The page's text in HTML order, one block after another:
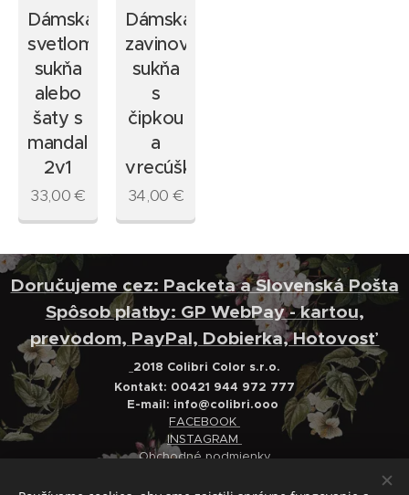
Dámska
svetlomodrá
sukňa
alebo
šaty s
mandalami
2v1
33,00€
Dámska
zavinovacia
sukňa
s
čipkou
a
vrecúškami
34,00 €
Doručujeme cez: Packeta a Slovenská Pošta
Spôsob platby: GP WebPay - kartou,
prevodom, PayPal, Dobierka, Hotovosť
2018 Colibri Color s.r.o.
Kontakt: 00421 944 972 777
E-mail: info@colibri.ooo
FACEBOOK
INSTAGRAM
Obchodné podmienky
Reklamačný poriadok